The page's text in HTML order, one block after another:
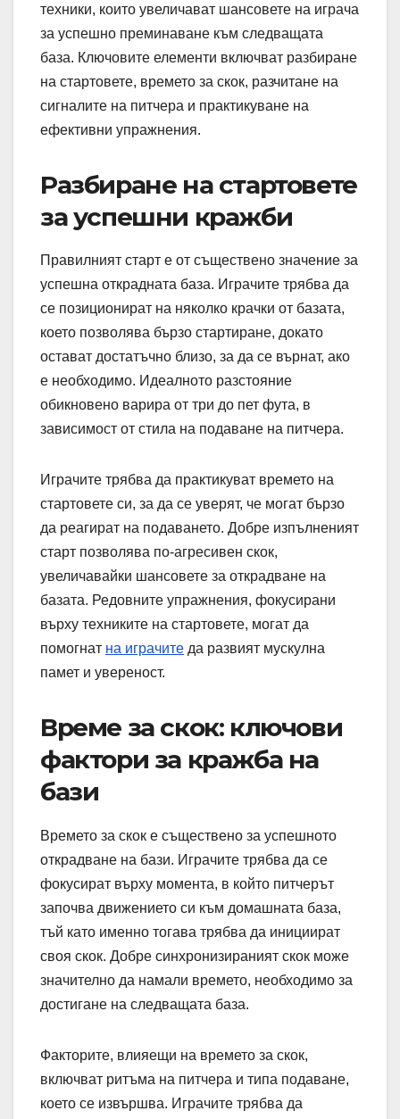
техники, които увеличават шансовете на играча
за успешно преминаване към следващата
база. Ключовите елементи включват разбиране
на стартовете, времето за скок, разчитане на
сигналите на питчера и практикуване на
ефективни упражнения.
Разбиране на стартовете
за успешни кражби
Правилният старт е от съществено значение за
успешна открадната база. Играчите трябва да
се позиционират на няколко крачки от базата,
което позволява бързо стартиране, докато
остават достатъчно близо, за да се върнат, ако
е необходимо. Идеалното разстояние
обикновено варира от три до пет фута, в
зависимост от стила на подаване на питчера.
Играчите трябва да практикуват времето на
стартовете си, за да се уверят, че могат бързо
да реагират на подаването. Добре изпълненият
старт позволява по-агресивен скок,
увеличавайки шансовете за открадване на
базата. Редовните упражнения, фокусирани
върху техниките на стартовете, могат да
помогнат на играчите да развият мускулна
памет и увереност.
Време за скок: ключови
фактори за кражба на
бази
Времето за скок е съществено за успешното
открадване на бази. Играчите трябва да се
фокусират върху момента, в който питчерът
започва движението си към домашната база,
тъй като именно тогава трябва да инициират
своя скок. Добре синхронизираният скок може
значително да намали времето, необходимо за
достигане на следващата база.
Факторите, влияещи на времето за скок,
включват ритъма на питчера и типа подаване,
което се извършва. Играчите трябва да